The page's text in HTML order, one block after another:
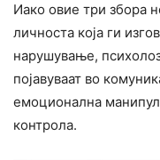
Иако овие три збора
личноста која ги
нарушување,
појавуваат во
емоционална
контрола.